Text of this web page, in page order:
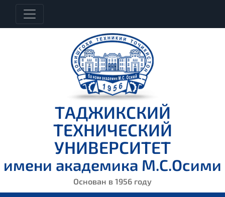
ТАДЖИКСКИЙ
ТЕХНИЧЕСКИЙ
УНИВЕРСИТЕТ
имени академика М.С.Осими
Основан в 1956 году